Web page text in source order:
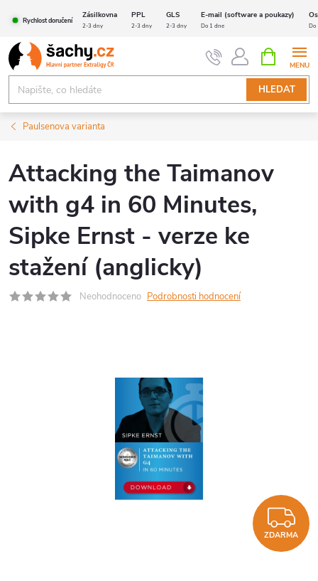
obsah
Rychlost doručení
Zásilkovna PPL GLS E-mail (software a poukazy)
2-3 dny 2-3 dny 2-3 dny Do 1 dne Do
HLEDAT
NÁKUPNÍ
KOŠÍK
Paulsenova varianta
Attacking the Taimanov
with g4 in 60 Minutes,
Sipke Ernst - verze ke
stažení (anglicky)
Neohodnoceno Podrobnosti hodnocení
ZDARMA